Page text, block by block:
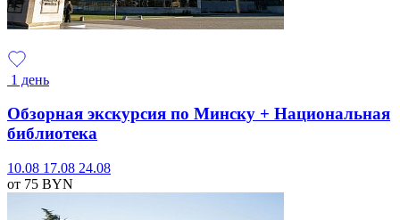
1 день
Обзорная экскурсия по Минску + Национальная
библиотека
10.08 17.08 24.08
от 75 BYN